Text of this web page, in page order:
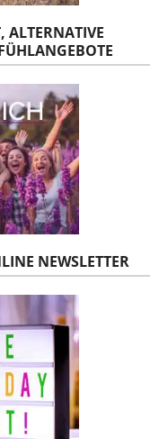
ALTERNATIVE
NEWSLETTER